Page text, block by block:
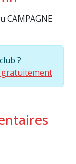
CAMPAGNE
?
gratuitement